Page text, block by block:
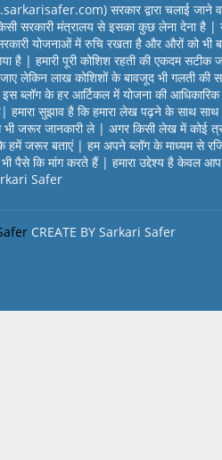
सरकार द्वारा चलाई जाने
सरकारी मंत्रालय से इसका कुछ लेना देना है |
सरकारी योजनाओं में रुचि रखता है और औरों को भी
गया है | हमारी पूरी कोशिश रहती की एकदम सटीक
लेकिन लाख कोशिशों के बावजूद भी गलती की
ब्लॉग के हर आर्टिकल में योजना की
हमारा सुझाव है कि हमारा लेख पढ़ने के साथ
भी जरूर जानकारी ले | अगर किसी लेख में कोई
हमें जरूर बताएं | हम अपने ब्लॉग के माध्यम से
भी पैसे कि मांग करते हैं | हमारा उद्देश्य है केवल
Safer
CREATE BY Sarkari Safer